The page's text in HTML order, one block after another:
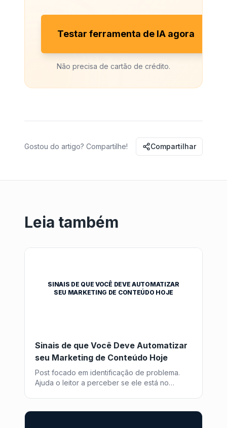
Testar ferramenta de IA agora
Não precisa de cartão de crédito.
Gostou do artigo? Compartilhe! Compartilhar
Leia também
SINAIS DE QUE VOCÊ DEVE AUTOMATIZAR
SEU MARKETING DE CONTEÚDO HOJE
Sinais de que Você Deve Automatizar
seu Marketing de Conteúdo Hoje
Post focado em identificação de problema.
Ajuda o leitor a perceber se ele está no